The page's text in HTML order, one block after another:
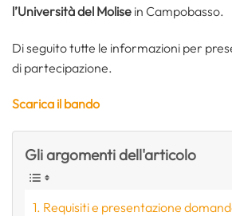
l’Università del Molise in Campobasso.
Di seguito tutte le informazioni per
di partecipazione.
Scarica il bando
Gli argomenti dell'articolo
Requisiti e presentazione